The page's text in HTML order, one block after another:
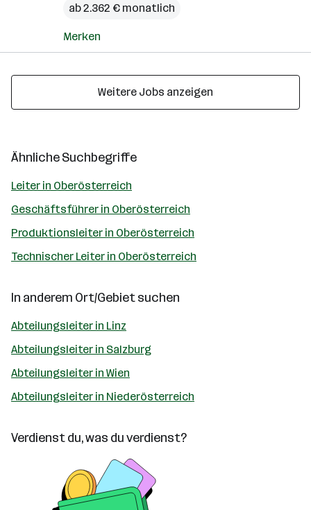
ab 2.362 € monatlich
Merken
Weitere Jobs anzeigen
Ähnliche Suchbegriffe
Leiter in Oberösterreich
Geschäftsführer in Oberösterreich
Produktionsleiter in Oberösterreich
Technischer Leiter in Oberösterreich
In anderem Ort/Gebiet suchen
Abteilungsleiter in Linz
Abteilungsleiter in Salzburg
Abteilungsleiter in Wien
Abteilungsleiter in Niederösterreich
Verdienst du, was du verdienst?